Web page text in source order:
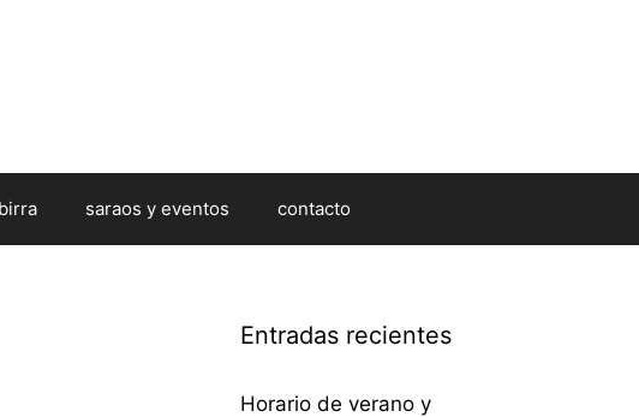
saraos y eventos contacto
Entradas recientes
Horario de verano y